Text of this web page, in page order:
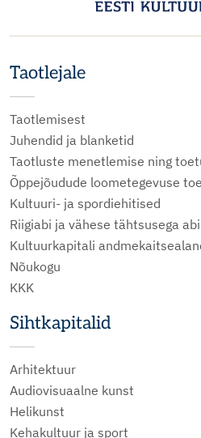
Taotlejale
Taotlemisest
Juhendid ja blanketid
Taotluste menetlemise ning
Õppejõudude loometegevuse
Kultuuri- ja spordiehitised
Riigiabi ja vähese tähtsusega
Kultuurkapitali
Nõukogu
KKK
Sihtkapitalid
Arhitektuur
Audiovisuaalne kunst
Helikunst
Kehakultuur ja sport